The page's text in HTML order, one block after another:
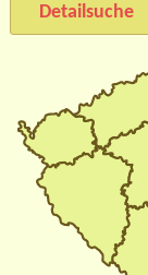
Detailsuche